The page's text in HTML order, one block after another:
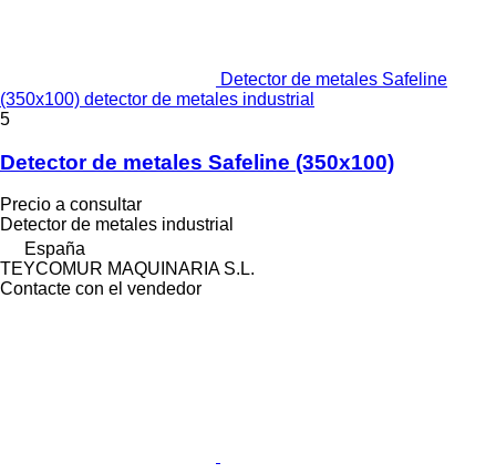
Detector de metales Safeline
(350x100) detector de metales industrial
5
Detector de metales Safeline (350x100)
Precio a consultar
Detector de metales industrial
España
TEYCOMUR MAQUINARIA S.L.
Contacte con el vendedor